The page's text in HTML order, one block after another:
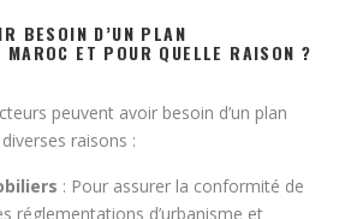
BESOIN D’UN PLAN
MAROC ET POUR QUELLE RAISON ?
peuvent avoir besoin d’un plan
raisons :
: Pour assurer la conformité de
réglementations d’urbanisme et